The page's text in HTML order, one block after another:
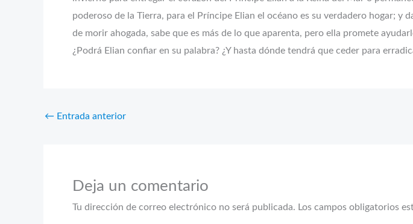
poderoso de la Tierra, para el Príncipe Elian el océano es su verdadero hogar; y
de morir ahogada, sabe que es más de lo que aparenta, pero ella promete
¿Podrá Elian confiar en su palabra? ¿Y hasta dónde tendrá que ceder para
← Entrada anterior
Deja un comentario
Tu dirección de correo electrónico no será publicada. Los campos obligatorios